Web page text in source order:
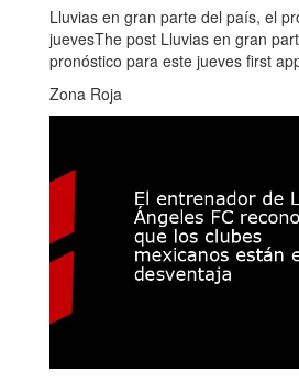
Lluvias en gran parte del país, el
juevesThe post Lluvias en gran
pronóstico para este jueves first
Zona Roja